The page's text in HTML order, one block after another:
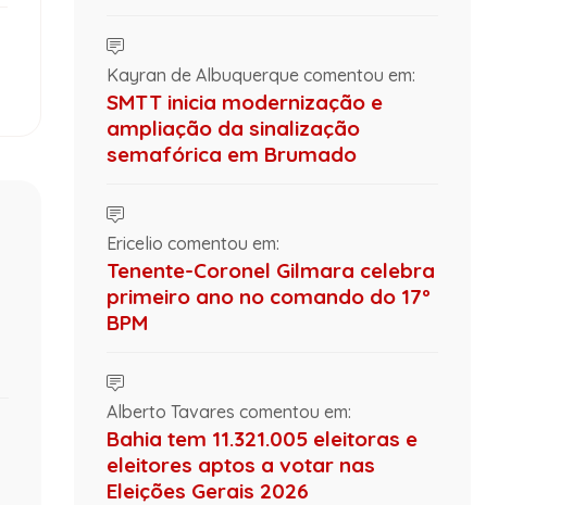
Kayran de Albuquerque comentou em:
SMTT inicia modernização e
ampliação da sinalização
semafórica em Brumado
Ericelio comentou em:
Tenente-Coronel Gilmara celebra
primeiro ano no comando do 17º
BPM
Alberto Tavares comentou em:
Bahia tem 11.321.005 eleitoras e
eleitores aptos a votar nas
Eleições Gerais 2026